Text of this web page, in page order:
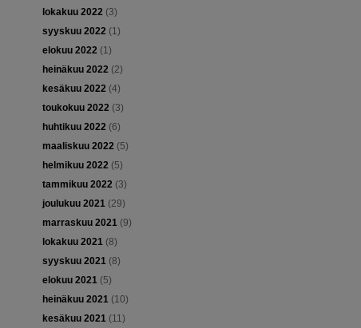
lokakuu 2022(3)
syyskuu 2022(1)
elokuu 2022(1)
heinäkuu 2022(2)
kesäkuu 2022(4)
toukokuu 2022(3)
huhtikuu 2022(6)
maaliskuu 2022(5)
helmikuu 2022(5)
tammikuu 2022(3)
joulukuu 2021(29)
marraskuu 2021(9)
lokakuu 2021(8)
syyskuu 2021(8)
elokuu 2021(5)
heinäkuu 2021(10)
kesäkuu 2021(11)